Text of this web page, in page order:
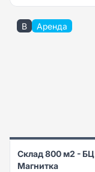
B Аренда
Склад 800 м2 - БЦ
Магнитка